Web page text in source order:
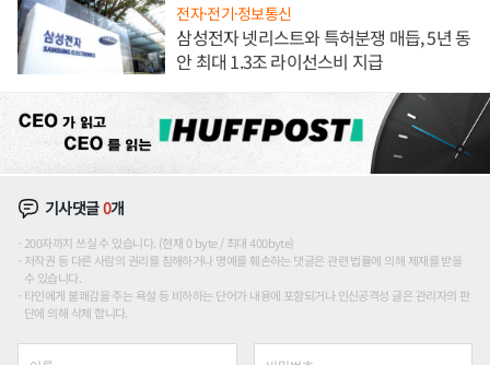
전자·전기·정보통신
삼성전자 넷리스트와 특허분쟁 매듭, 5년 동
안 최대 1.3조 라이선스비 지급
기사댓글0개
200자까지 쓰실 수 있습니다. (현재 0 byte / 최대 400byte)
저작권 등 다른 사람의 권리를 침해하거나 명예를 훼손하는 댓글은 관련 법률에 의해 제재를 받을
수 있습니다.
타인에게 불쾌감을 주는 욕설 등 비하하는 단어가 내용에 포함되거나 인신공격성 글은 관리자의 판
단에 의해 삭제 합니다.